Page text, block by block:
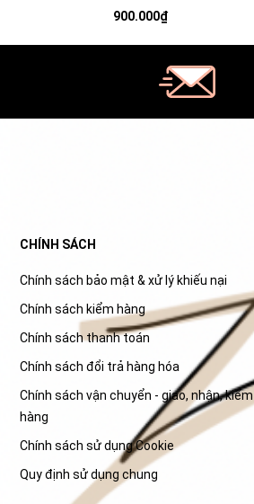
Unstructured Ball Cap - Mũ lưỡi trai nón
kết tone xanh
900.000₫
CHÍNH SÁCH
Chính sách bảo mật & xử lý khiếu nại
Chính sách kiểm hàng
Chính sách thanh toán
Chính sách đổi trả hàng hóa
Chính sách vận chuyển - giao, nhận, kiểm
hàng
Chính sách sử dụng Cookie
Quy định sử dụng chung